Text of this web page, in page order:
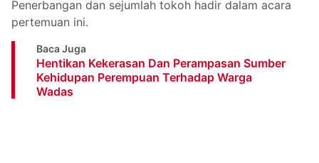
Penerbangan dan sejumlah tokoh hadir dalam acara
pertemuan ini.
Baca Juga
Hentikan Kekerasan Dan Perampasan Sumber
Kehidupan Perempuan Terhadap Warga
Wadas